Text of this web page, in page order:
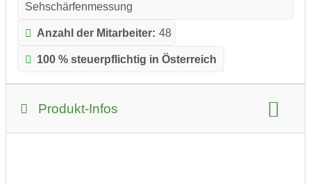
Sehschärfenmessung
Anzahl der Mitarbeiter: 48
100 % steuerpflichtig in Österreich
Produkt-Infos